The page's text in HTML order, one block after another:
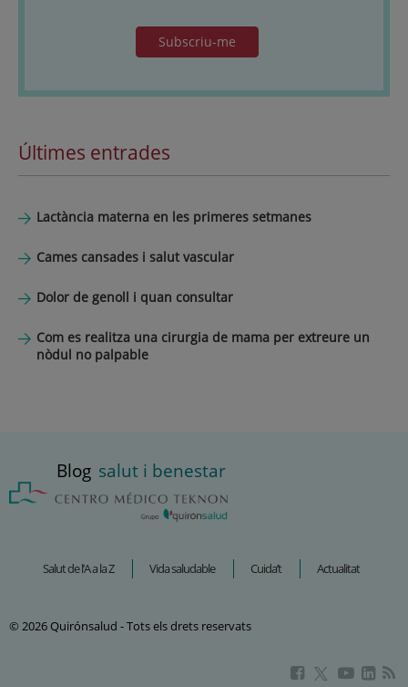
Subscriu-me
Últimes entrades
Lactància materna en les primeres setmanes
Cames cansades i salut vascular
Dolor de genoll i quan consultar
Com es realitza una cirurgia de mama per extreure un
nòdul no palpable
Blog salut i benestar
Salut de l’A a la Z Vida saludable Cuida’t Actualitat
© 2026 Quirónsalud - Tots els drets reservats
AquestAquest
Aquest